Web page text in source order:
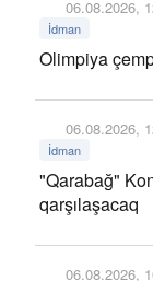
06.08.2026,
İdman
Olimpiya
06.08.2026,
İdman
"Qarabağ"
qarşılaşacaq
06.08.2026,